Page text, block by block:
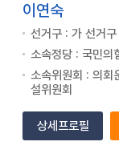
이연숙
선거구 : 가 선거구
소속정당 : 국민의
소속위원회 : 의회
설위원회
상세프로필